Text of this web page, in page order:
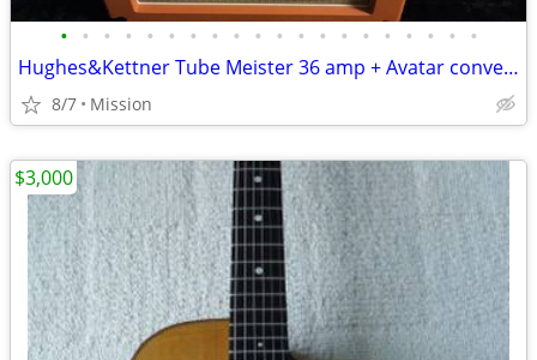
• • • • • • • • • • • • • • • • • • • •
Hughes&Kettner Tube Meister 36 amp + Avatar convertible cabinet
8/7 Mission
$3,000